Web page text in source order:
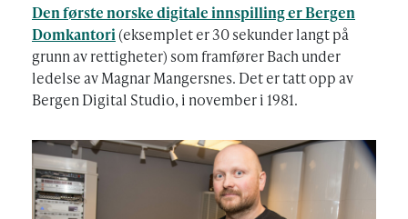
Den første norske digitale innspilling er Bergen
Domkantori (eksemplet er 30 sekunder langt på
grunn av rettigheter) som framfører Bach under
ledelse av Magnar Mangersnes. Det er tatt opp av
Bergen Digital Studio, i november i 1981.